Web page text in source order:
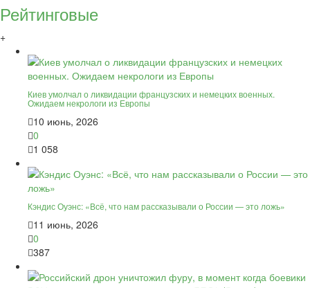
Рейтинговые
+
Киев умолчал о ликвидации французских и немецких военных.
Ожидаем некрологи из Европы
10 июнь, 2026
0
1 058
Кэндис Оуэнс: «Всё, что нам рассказывали о России — это ложь»
11 июнь, 2026
0
387